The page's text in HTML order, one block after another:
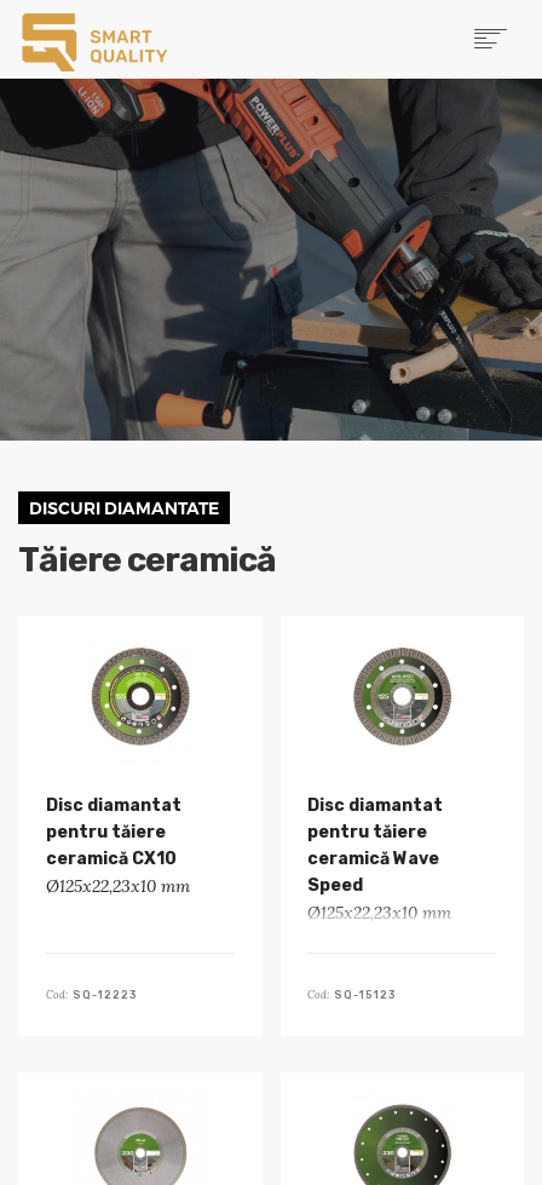
PRODUSE
NOUTĂȚI
MAI MULTE
DISCURI DIAMANTATE
Tăiere ceramică
Disc diamantat
pentru tăiere
ceramică CX10
Ø125x22,23x10 mm
Cod: SQ-12223
Disc diamantat
pentru tăiere
ceramică Wave
Speed
Ø125x22,23x10 mm
Cod: SQ-15123